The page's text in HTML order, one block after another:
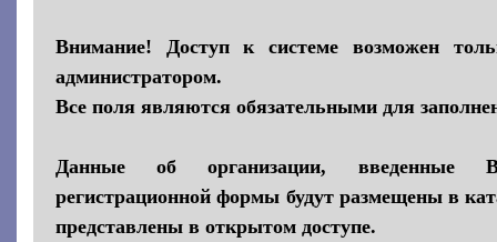
Внимание! Доступ к системе возможен
администратором.
Все поля являются обязательными для
Данные об организации, введенные
регистрационной формы будут размещены в
представлены в открытом доступе.